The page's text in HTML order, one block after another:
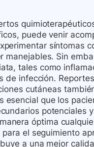
puede venir
síntomas
manejables. Sin
tales como
de infección.
cutáneas
esencial que los
potenciales
óptima
el seguimiento
a una mejor